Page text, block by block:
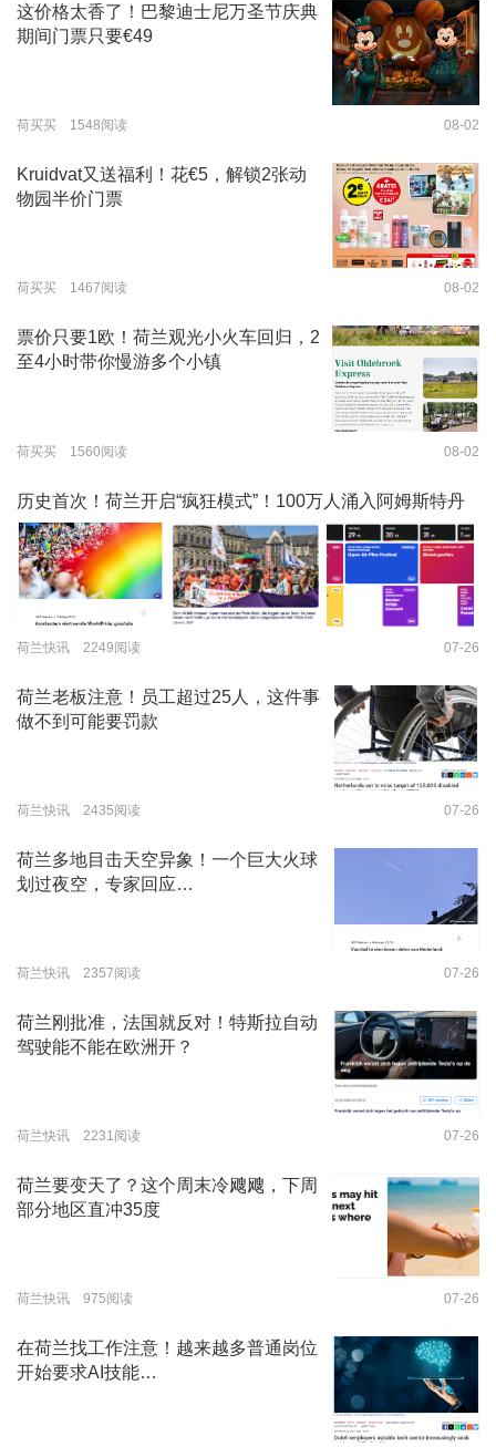
这价格太香了！巴黎迪士尼万圣节庆典
期间门票只要€49
荷买买 1548阅读 08-02
Kruidvat又送福利！花€5，解锁2张动
物园半价门票
荷买买 1467阅读 08-02
票价只要1欧！荷兰观光小火车回归，2
至4小时带你慢游多个小镇
荷买买 1560阅读 08-02
历史首次！荷兰开启“疯狂模式”！100万人涌入阿姆斯特丹
荷兰快讯 2249阅读 07-26
荷兰老板注意！员工超过25人，这件事
做不到可能要罚款
荷兰快讯 2435阅读 07-26
荷兰多地目击天空异象！一个巨大火球
划过夜空，专家回应…
荷兰快讯 2357阅读 07-26
荷兰刚批准，法国就反对！特斯拉自动
驾驶能不能在欧洲开？
荷兰快讯 2231阅读 07-26
荷兰要变天了？这个周末冷飕飕，下周
部分地区直冲35度
荷兰快讯 975阅读 07-26
在荷兰找工作注意！越来越多普通岗位
开始要求AI技能…